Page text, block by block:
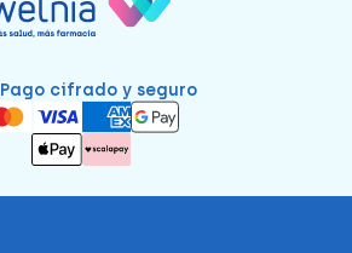
Pago cifrado y seguro